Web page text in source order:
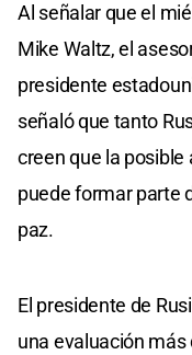
Al señalar que el
Mike Waltz, el
presidente
señaló que tanto
creen que la posible
puede formar parte
paz.
El presidente de
una evaluación